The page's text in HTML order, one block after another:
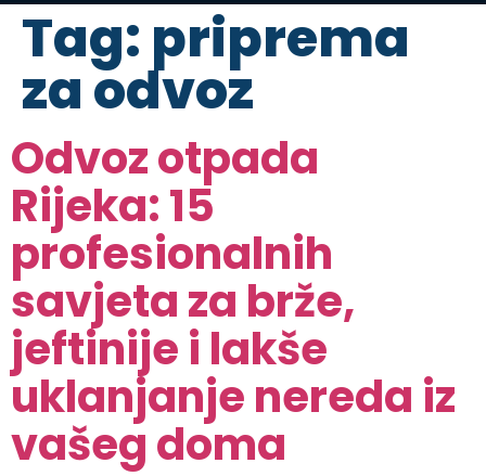
Tag: priprema
za odvoz
Odvoz otpada
Rijeka: 15
profesionalnih
savjeta za brže,
jeftinije i lakše
uklanjanje nereda iz
vašeg doma